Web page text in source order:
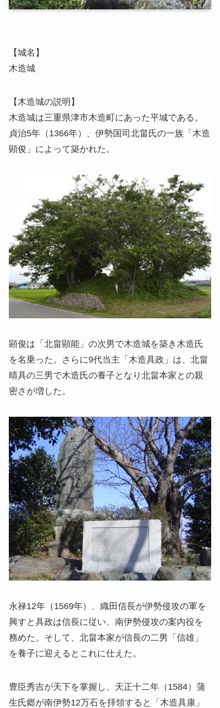
【城名】
木造城
【木造城の説明】
木造城は三重県津市木造町にあった平城である。
貞治5年（1366年）、伊勢国司北畠氏の一族「木造
顕俊」によって築かれた。
顕俊は「北畠顕能」の次男で木造城を築き木造氏
を名乗った。さらに9代当主「木造具政」は、北畠
晴具の三男で木造氏の養子となり北畠本家との親
密さが増した。
永禄12年（1569年）、織田信長が伊勢侵攻の軍を
興すと具政は信長に従い、南伊勢侵攻の案内役を
務めた。そして、北畠本家が信長の二男「信雄」
を養子に迎えるとこれに仕えた。
豊臣秀吉が天下を掌握し、天正十二年（1584）蒲
生氏郷が南伊勢12万石を拝領すると「木造具康」